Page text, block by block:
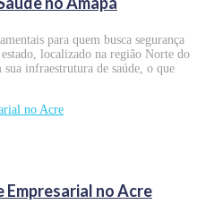
para quem busca segurança
localizado na região Norte do
infraestrutura de saúde, o que
Empresarial no Acre